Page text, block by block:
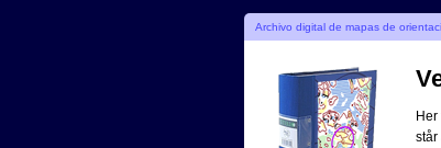
Archivo digital de mapas de
Her
står